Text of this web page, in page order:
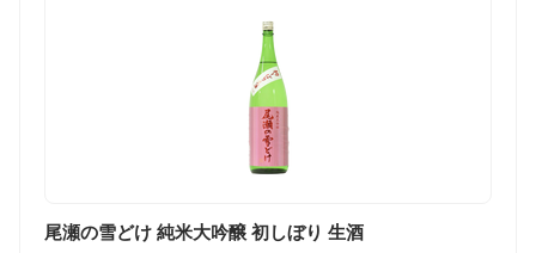
尾瀬の雪どけ 純米大吟醸 初しぼり 生酒